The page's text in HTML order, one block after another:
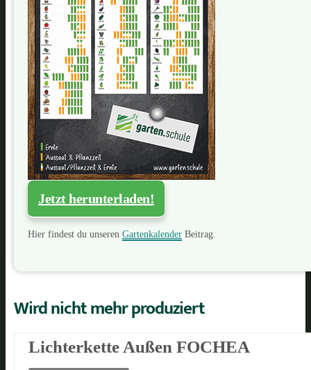
Jetzt herunterladen!
Hier findest du unseren Gartenkalender Beitrag.
Wird nicht mehr produziert
Lichterkette Außen FOCHEA